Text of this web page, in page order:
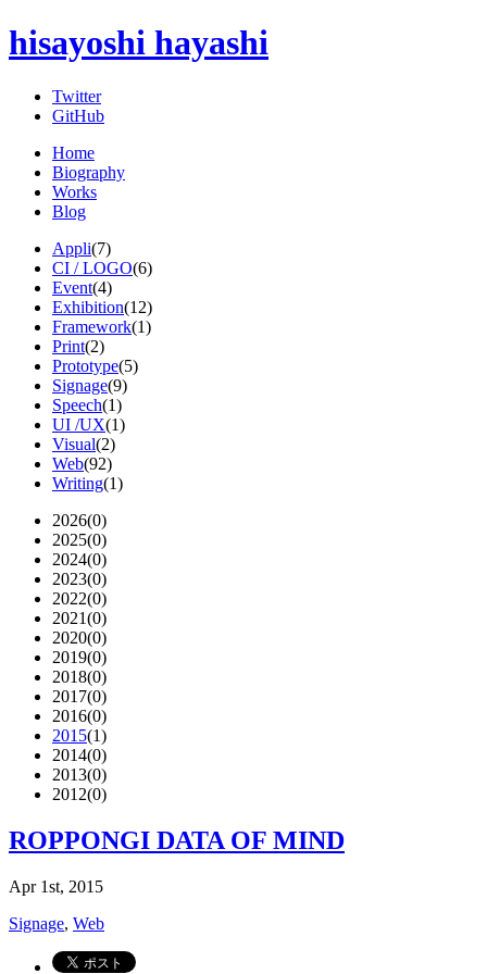
hisayoshi hayashi
Twitter
GitHub
Home
Biography
Works
Blog
Appli(7)
CI / LOGO(6)
Event(4)
Exhibition(12)
Framework(1)
Print(2)
Prototype(5)
Signage(9)
Speech(1)
UI /UX(1)
Visual(2)
Web(92)
Writing(1)
2026(0)
2025(0)
2024(0)
2023(0)
2022(0)
2021(0)
2020(0)
2019(0)
2018(0)
2017(0)
2016(0)
2015(1)
2014(0)
2013(0)
2012(0)
ROPPONGI DATA OF MIND
Apr 1st, 2015
Signage, Web